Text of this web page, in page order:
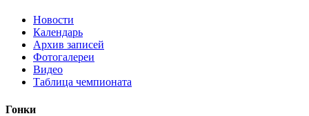
Новости
Календарь
Архив записей
Фотогалереи
Видео
Таблица чемпионата
Гонки